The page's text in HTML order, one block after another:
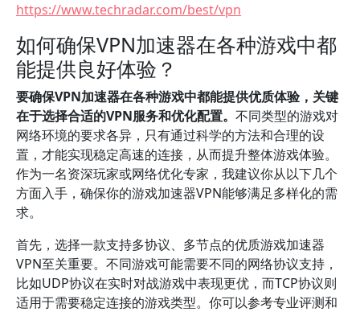
https://www.techradar.com/best/vpn
如何确保VPN加速器在各种游戏中都
能提供良好体验？
要确保VPN加速器在各种游戏中都能提供优质体验，关键
在于选择合适的VPN服务和优化配置。 不同类型的游戏对
网络环境的要求各异，只有通过科学的方法和合理的设
置，才能实现稳定高速的连接，从而提升整体游戏体验。
作为一名资深玩家或网络优化专家，我建议你从以下几个
方面入手，确保你的游戏加速器VPN能够满足多样化的需
求。
首先，选择一款支持多协议、多节点的优质游戏加速器
VPN至关重要。不同游戏可能需要不同的网络协议支持，
比如UDP协议在实时对战游戏中表现更优，而TCP协议则
适用于需要稳定连接的游戏类型。你可以参考专业评测和